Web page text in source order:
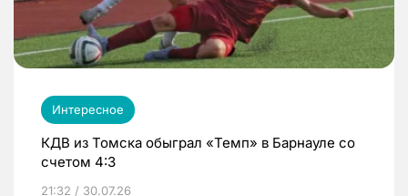
Интересное
КДВ из Томска обыграл «Темп» в Барнауле со
счетом 4:3
21:32 / 30.07.26